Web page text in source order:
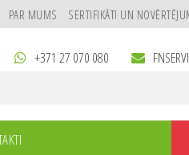
PAR MUMS SERTIFIKĀTI UN
+371 27 070 080